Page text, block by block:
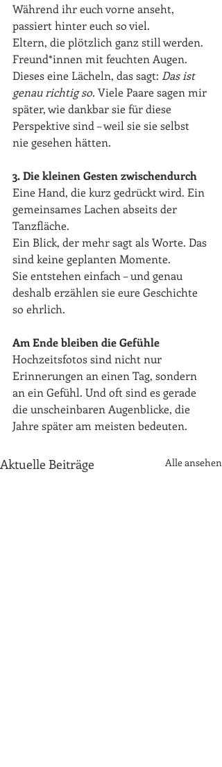
Während ihr euch vorne anseht,
passiert hinter euch so viel.
Eltern, die plötzlich ganz still werden.
Freund*innen mit feuchten Augen.
Dieses eine Lächeln, das sagt: Das ist
genau richtig so. Viele Paare sagen mir
später, wie dankbar sie für diese
Perspektive sind – weil sie sie selbst
nie gesehen hätten.
3. Die kleinen Gesten zwischendurch
Eine Hand, die kurz gedrückt wird. Ein
gemeinsames Lachen abseits der
Tanzfläche.
Ein Blick, der mehr sagt als Worte. Das
sind keine geplanten Momente.
Sie entstehen einfach – und genau
deshalb erzählen sie eure Geschichte
so ehrlich.
Am Ende bleiben die Gefühle
Hochzeitsfotos sind nicht nur
Erinnerungen an einen Tag, sondern
an ein Gefühl. Und oft sind es gerade
die unscheinbaren Augenblicke, die
Jahre später am meisten bedeuten.
Aktuelle Beiträge Alle ansehen